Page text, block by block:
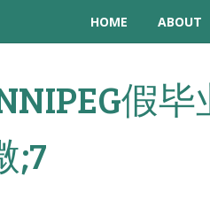
HOME ABOUT
假毕
;7